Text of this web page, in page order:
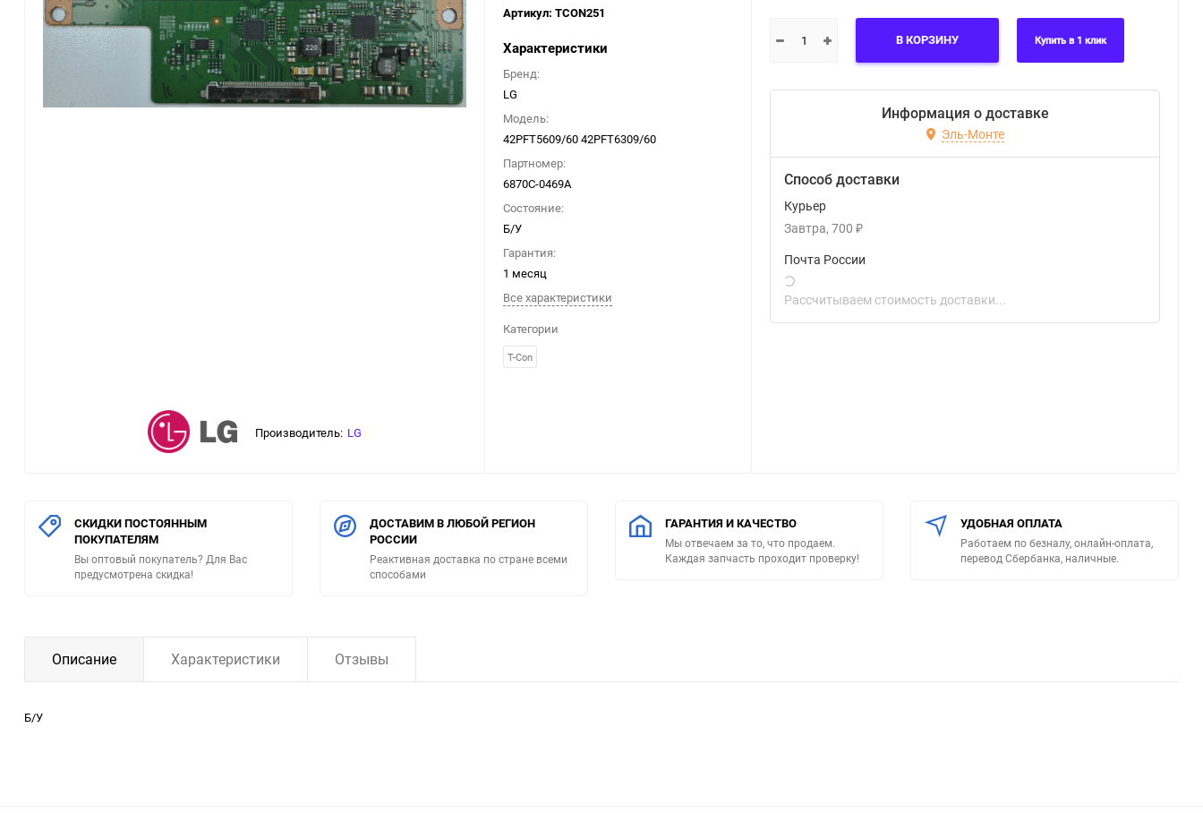
Производитель: LG
Артикул: TCON251
Характеристики
Бренд:
LG
Модель:
42PFT5609/60 42PFT6309/60
Партномер:
6870C-0469A
Состояние:
Б/У
Гарантия:
1 месяц
Все характеристики
Категории
T-Con
В КОРЗИНУ Купить в 1 клик
Информация о доставке
Эль-Монте
Способ доставки
Курьер
Завтра 700 ₽
Почта России
Рассчитываем стоимость доставки...
СКИДКИ ПОСТОЯННЫМ
ПОКУПАТЕЛЯМ
Вы оптовый покупатель? Для Вас
предусмотрена скидка!
ДОСТАВИМ В ЛЮБОЙ РЕГИОН
РОССИИ
Реактивная доставка по стране всеми
способами
ГАРАНТИЯ И КАЧЕСТВО
Мы отвечаем за то, что продаем.
Каждая запчасть проходит проверку!
УДОБНАЯ ОПЛАТА
Работаем по безналу, онлайн-оплата,
перевод Сбербанка, наличные.
Описание Характеристики Отзывы
Б/У